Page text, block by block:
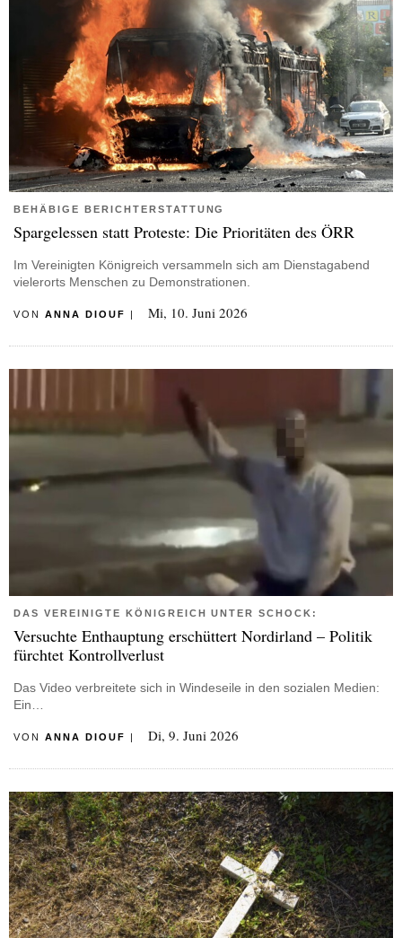
BEHÄBIGE BERICHTERSTATTUNG
Spargelessen statt Proteste: Die Prioritäten des ÖRR
Im Vereinigten Königreich versammeln sich am Dienstagabend
vielerorts Menschen zu Demonstrationen.
VON ANNA DIOUF | Mi, 10. Juni 2026
DAS VEREINIGTE KÖNIGREICH UNTER SCHOCK:
Versuchte Enthauptung erschüttert Nordirland – Politik
fürchtet Kontrollverlust
Das Video verbreitete sich in Windeseile in den sozialen Medien:
Ein…
VON ANNA DIOUF | Di, 9. Juni 2026